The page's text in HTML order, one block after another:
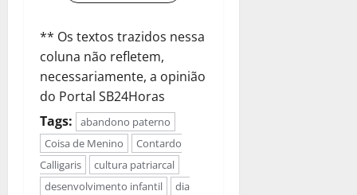
** Os textos trazidos nessa
coluna não refletem,
necessariamente, a opinião
do Portal SB24Horas
Tags:
abandono paterno
Coisa de Menino
Contardo
Calligaris
cultura patriarcal
desenvolvimento infantil
dia